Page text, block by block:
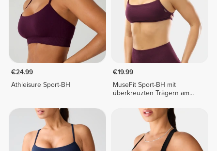
€24.99
Athleisure Sport-BH
€19.99
MuseFit Sport-BH mit
überkreuzten Trägern am